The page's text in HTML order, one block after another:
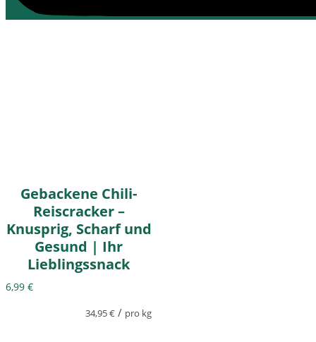
Gebackene Chili-
Reiscracker –
Knusprig, Scharf und
Gesund | Ihr
Lieblingssnack
6,99 €
34,95€ / pro kg